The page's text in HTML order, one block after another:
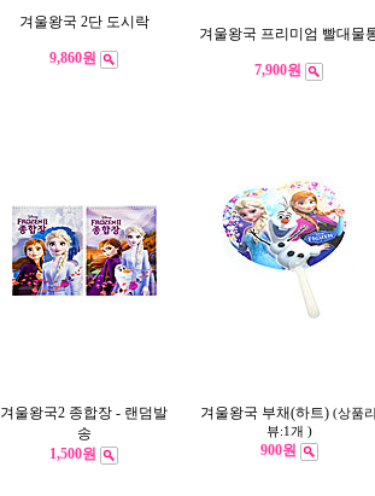
겨울왕국 2단 도시락
9,860원
겨울왕국 프리미엄 빨대물
7,900원
겨울왕국2 종합장 - 랜덤발
송
1,500원
겨울왕국 부채(하트) (상품리
뷰:1개 )
900원